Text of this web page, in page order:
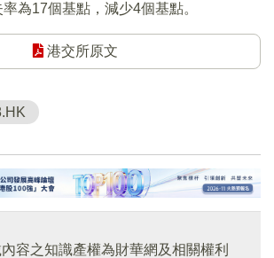
為17個基點，減少4個基點。
港交所原文
容之知識產權為財華網及相關權利